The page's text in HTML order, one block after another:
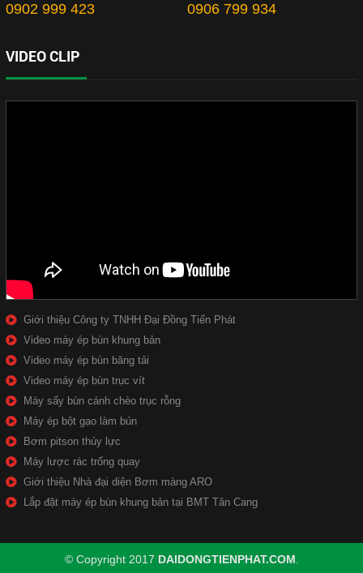
0902 999 423 0906 799 934
VIDEO CLIP
Giới thiệu Công ty TNHH Đại Đồng Tiến Phát
Video máy ép bùn khung bản
Video máy ép bùn băng tải
Video máy ép bùn trục vít
Máy sấy bùn cánh chèo trục rỗng
Máy ép bột gạo làm bún
Bơm pitson thủy lực
Máy lược rác trống quay
Giới thiệu Nhà đại diện Bơm màng ARO
Lắp đặt máy ép bùn khung bản tại BMT Tân Cang
© Copyright 2017 DAIDONGTIENPHAT.COM